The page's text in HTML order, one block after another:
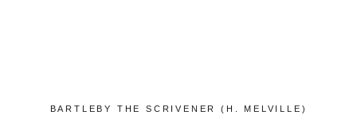
BARTLEBY THE SCRIVENER (H. MELVILLE)